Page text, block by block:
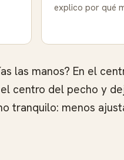
explico por qué
las manos? En el
centro del pecho y
tranquilo: menos